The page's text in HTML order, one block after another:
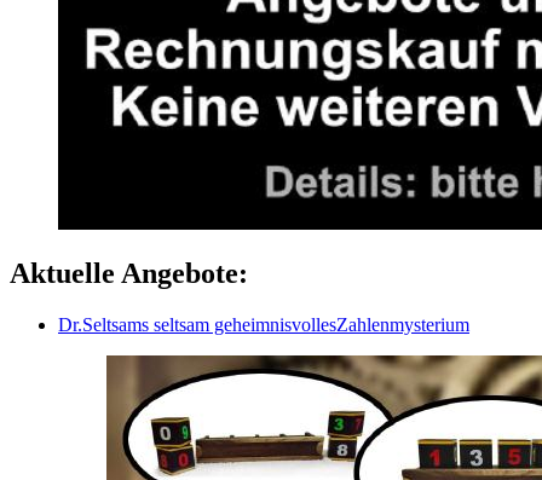
Aktuelle Angebote:
Dr.Seltsams seltsam geheimnisvollesZahlenmysterium